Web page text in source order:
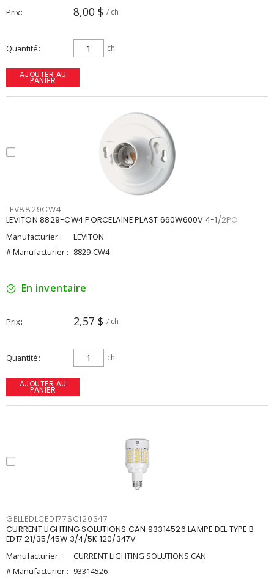
Prix 8,00 $ / ch
Quantité ch
AJOUTER AU
PANIER
LEV8829CW4
LEVITON 8829-CW4 PORCELAINE PLAST 660W600V 4-1/2PO
Manufacturier :
LEVITON
# Manufacturier : 8829-CW4
En inventaire
Prix 2,57 $ / ch
Quantité ch
AJOUTER AU
PANIER
GELLEDLCED177SC120347
CURRENT LIGHTING SOLUTIONS CAN 93314526 LAMPE DEL TYPE B
ED17 21/35/45W 3/4/5K 120/347V
Manufacturier :
CURRENT LIGHTING SOLUTIONS CAN
# Manufacturier : 93314526